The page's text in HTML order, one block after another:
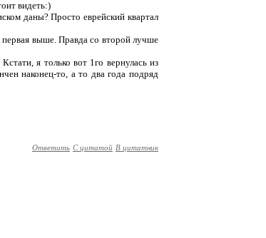
видеть:)
даны? Просто еврейский квартал
выше. Правда со второй лучше
я только вот 1го вернулась из
наконец-то, а то два года подряд
Ответить С цитатой В цитатник